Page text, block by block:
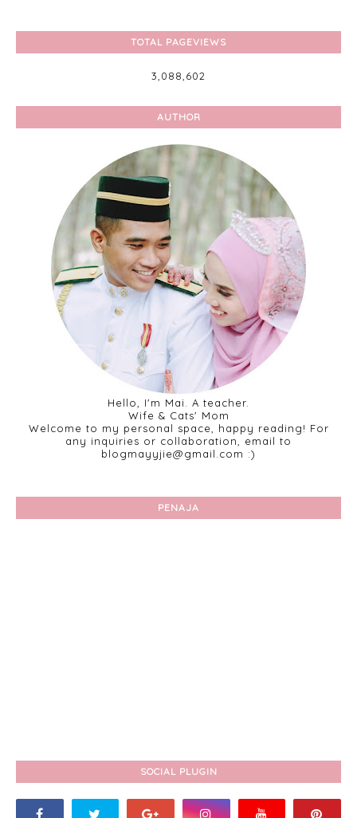
TOTAL PAGEVIEWS
3,088,602
AUTHOR
Hello, I'm Mai. A teacher.
Wife & Cats' Mom
Welcome to my personal space, happy reading! For
any inquiries or collaboration, email to
blogmayyjie@gmail.com :)
PENAJA
SOCIAL PLUGIN